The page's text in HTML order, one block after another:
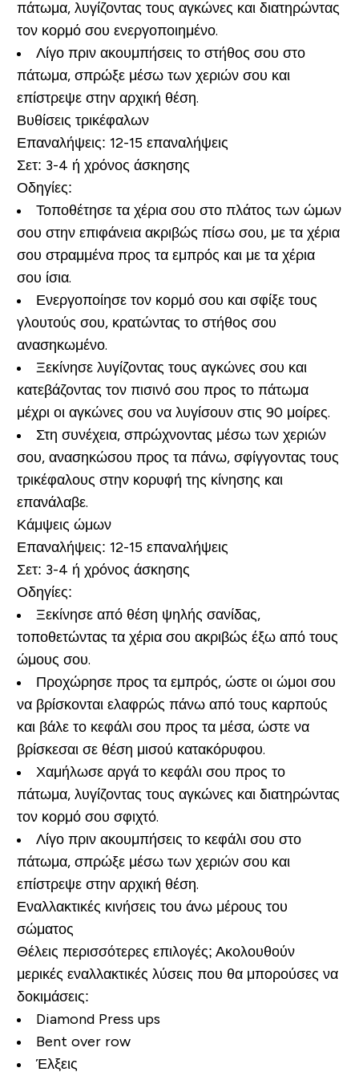
πάτωμα, λυγίζοντας τους αγκώνες και διατηρώντας
τον κορμό σου ενεργοποιημένο.
Λίγο πριν ακουμπήσεις το στήθος σου στο
πάτωμα, σπρώξε μέσω των χεριών σου και
επίστρεψε στην αρχική θέση.
Βυθίσεις τρικέφαλων
Επαναλήψεις: 12-15 επαναλήψεις
Σετ: 3-4 ή χρόνος άσκησης
Οδηγίες:
Τοποθέτησε τα χέρια σου στο πλάτος των ώμων
σου στην επιφάνεια ακριβώς πίσω σου, με τα χέρια
σου στραμμένα προς τα εμπρός και με τα χέρια
σου ίσια.
Ενεργοποίησε τον κορμό σου και σφίξε τους
γλουτούς σου, κρατώντας το στήθος σου
ανασηκωμένο.
Ξεκίνησε λυγίζοντας τους αγκώνες σου και
κατεβάζοντας τον πισινό σου προς το πάτωμα
μέχρι οι αγκώνες σου να λυγίσουν στις 90 μοίρες.
Στη συνέχεια, σπρώχνοντας μέσω των χεριών
σου, ανασηκώσου προς τα πάνω, σφίγγοντας τους
τρικέφαλους στην κορυφή της κίνησης και
επανάλαβε.
Κάμψεις ώμων
Επαναλήψεις: 12-15 επαναλήψεις
Σετ: 3-4 ή χρόνος άσκησης
Οδηγίες:
Ξεκίνησε από θέση ψηλής σανίδας,
τοποθετώντας τα χέρια σου ακριβώς έξω από τους
ώμους σου.
Προχώρησε προς τα εμπρός, ώστε οι ώμοι σου
να βρίσκονται ελαφρώς πάνω από τους καρπούς
και βάλε το κεφάλι σου προς τα μέσα, ώστε να
βρίσκεσαι σε θέση μισού κατακόρυφου.
Χαμήλωσε αργά το κεφάλι σου προς το
πάτωμα, λυγίζοντας τους αγκώνες και διατηρώντας
τον κορμό σου σφιχτό.
Λίγο πριν ακουμπήσεις το κεφάλι σου στο
πάτωμα, σπρώξε μέσω των χεριών σου και
επίστρεψε στην αρχική θέση.
Εναλλακτικές κινήσεις του άνω μέρους του
σώματος
Θέλεις περισσότερες επιλογές; Ακολουθούν
μερικές εναλλακτικές λύσεις που θα μπορούσες να
δοκιμάσεις:
Diamond Press ups
Bent over row
Έλξεις